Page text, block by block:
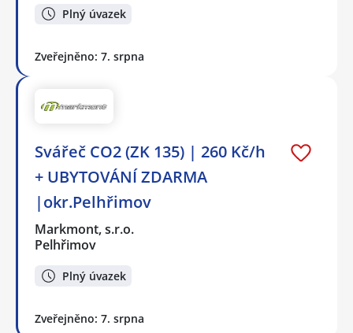
Plný úvazek
Zveřejněno: 7. srpna
Svářeč CO2 (ZK 135) | 260 Kč/h
+ UBYTOVÁNÍ ZDARMA
|okr.Pelhřimov
Markmont, s.r.o.
Pelhřimov
Plný úvazek
Zveřejněno: 7. srpna